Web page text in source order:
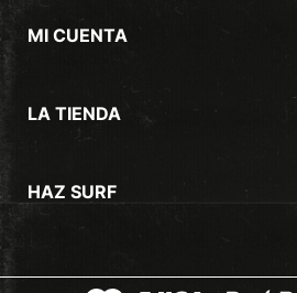
MI CUENTA
LA TIENDA
HAZ SURF